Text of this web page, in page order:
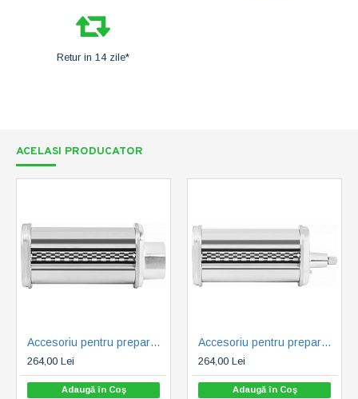
Retur in 14 zile*
ACELASI PRODUCATOR
Accesoriu pentru prepararea pastelor de casa Fetuccine ECG FORZA 5000-7000
264,00 Lei
Adaugă în Coş
Accesoriu pentru prepararea pastelor de casa Fetuccine ECG FORZA 6000
264,00 Lei
Adaugă în Coş